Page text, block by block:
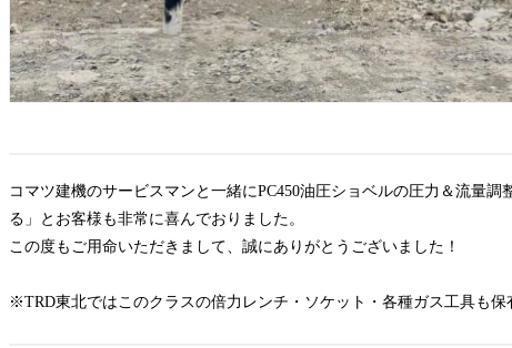
コマツ建機のサービスマンと一緒にPC450油圧ショベルの圧力＆流量
る」とお客様も非常に喜んでおりました。
この度もご用命いただきまして、誠にありがとうございました！
※TRD東北ではこのクラスの倍力レンチ・ソケット・各種ガス工具も